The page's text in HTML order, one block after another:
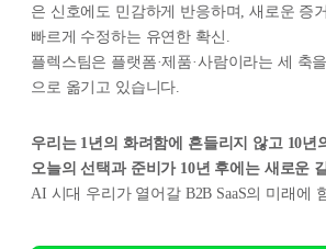
은 신호에도 민감하게 반응하며, 새로운 증
빠르게 수정하는 유연한 확신.
플렉스팀은 플랫폼·제품·사람이라는 세 축
으로 옮기고 있습니다.
우리는 1년의 화려함에 흔들리지 않고 10년
오늘의 선택과 준비가 10년 후에는 새로운
AI 시대 우리가 열어갈 B2B SaaS의 미래에